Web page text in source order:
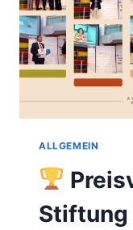
ALLGEMEIN
Stiftung